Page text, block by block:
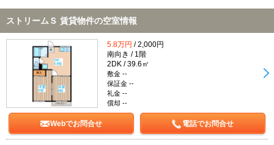
ストリームＳ 賃貸物件の空室情報
5.8万円 / 2,000円
南向き / 1階
2DK / 39.6㎡
敷金 --
保証金 --
礼金 --
償却 --
Webでお問合せ 電話でお問合せ